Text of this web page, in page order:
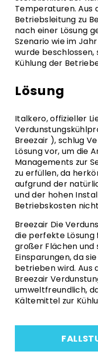
Temperaturen. Aus
Betriebsleitung zu
nach einer Lösung
Szenario wie im
wurde
Kühlung der
Lösung
Italkero, offizieller
Breezair ), schlug
Lösung vor, um die
Managements zur
zu erfüllen, da
aufgrund der
und der hohen
Betriebskosten
Breezair Die
die perfekte Lösung
großer Flächen
Einsparungen, da
betrieben wird. Aus
Breezair
umweltfreundlich,
Kältemittel zur